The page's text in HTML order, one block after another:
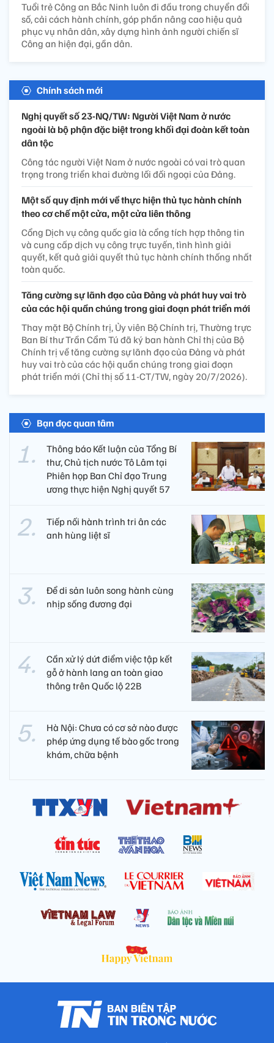
Tuổi trẻ Công an Bắc Ninh luôn đi đầu trong chuyển đổi
số, cải cách hành chính, góp phần nâng cao hiệu quả
phục vụ nhân dân, xây dựng hình ảnh người chiến sĩ
Công an hiện đại, gần dân.
Chính sách mới
Nghị quyết số 23-NQ/TW: Người Việt Nam ở nước
ngoài là bộ phận đặc biệt trong khối đại đoàn kết toàn
dân tộc
Công tác người Việt Nam ở nước ngoài có vai trò quan
trọng trong triển khai đường lối đối ngoại của Đảng.
Một số quy định mới về thực hiện thủ tục hành chính
theo cơ chế một cửa, một cửa liên thông
Cổng Dịch vụ công quốc gia là cổng tích hợp thông tin
và cung cấp dịch vụ công trực tuyến, tình hình giải
quyết, kết quả giải quyết thủ tục hành chính thống nhất
toàn quốc.
Tăng cường sự lãnh đạo của Đảng và phát huy vai trò
của các hội quần chúng trong giai đoạn phát triển mới
Thay mặt Bộ Chính trị, Ủy viên Bộ Chính trị, Thường trực
Ban Bí thư Trần Cẩm Tú đã ký ban hành Chỉ thị của Bộ
Chính trị về tăng cường sự lãnh đạo của Đảng và phát
huy vai trò của các hội quần chúng trong giai đoạn
phát triển mới (Chỉ thị số 11-CT/TW, ngày 20/7/2026).
Bạn đọc quan tâm
Thông báo Kết luận của Tổng Bí
thư, Chủ tịch nước Tô Lâm tại
Phiên họp Ban Chỉ đạo Trung
ương thực hiện Nghị quyết 57
Tiếp nối hành trình tri ân các
anh hùng liệt sĩ ​
Để di sản luôn song hành cùng
nhịp sống đương đại
Cần xử lý dứt điểm việc tập kết
gỗ ở hành lang an toàn giao
thông trên Quốc lộ 22B
Hà Nội: Chưa có cơ sở nào được
phép ứng dụng tế bào gốc trong
khám, chữa bệnh